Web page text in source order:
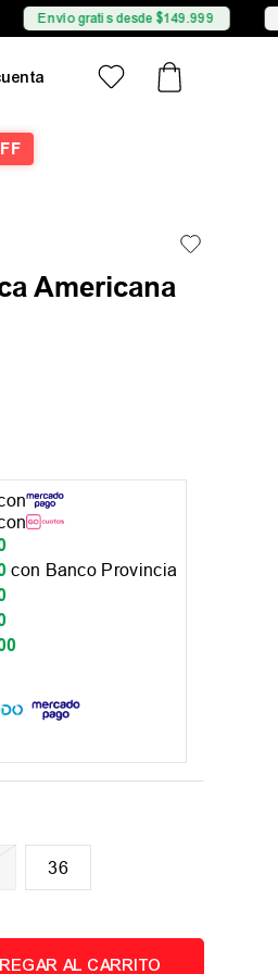
desde $149.999 Sucursales
Americana
con Banco Provincia
36
AL CARRITO